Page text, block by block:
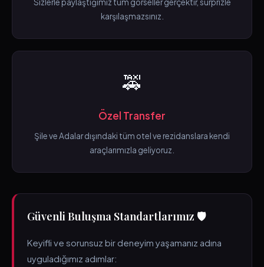
Sizlerle paylaştığımız tüm görseller gerçektir, sürprizle
karşılaşmazsınız.
🚕
Özel Transfer
Şile ve Adalar dışındaki tüm otel ve rezidanslara kendi
araçlarımızla geliyoruz.
Güvenli Buluşma Standartlarımız 🛡️
Keyifli ve sorunsuz bir deneyim yaşamanız adına
uyguladığımız adımlar: